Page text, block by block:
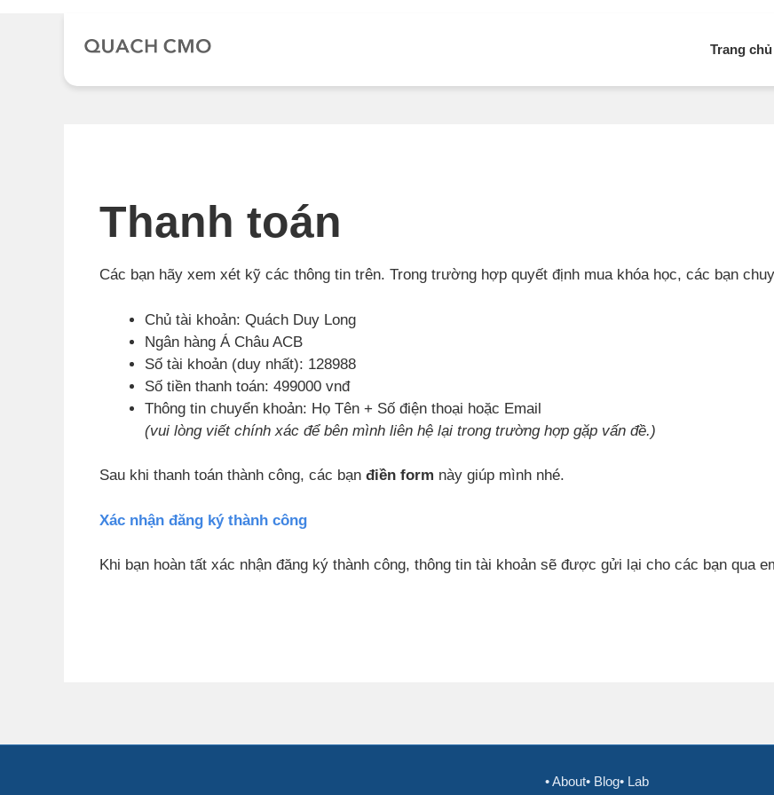
Trang chủ
Thanh toán
Các bạn hãy xem xét kỹ các thông tin trên. Trong trường hợp quyết định mua khóa học, các bạn
Chủ tài khoản: Quách Duy Long
Ngân hàng Á Châu ACB
Số tài khoản (duy nhất): 128988
Số tiền thanh toán: 499000 vnđ
Thông tin chuyển khoản: Họ Tên + Số điện thoại hoặc Email
(vui lòng viết chính xác để bên mình liên hệ lại trong trường hợp gặp vấn đề.)
Sau khi thanh toán thành công, các bạn điền form này giúp mình nhé.
Xác nhận đăng ký thành công
Khi bạn hoàn tất xác nhận đăng ký thành công, thông tin tài khoản sẽ được gửi lại cho các bạn qua
• About• Blog• Lab